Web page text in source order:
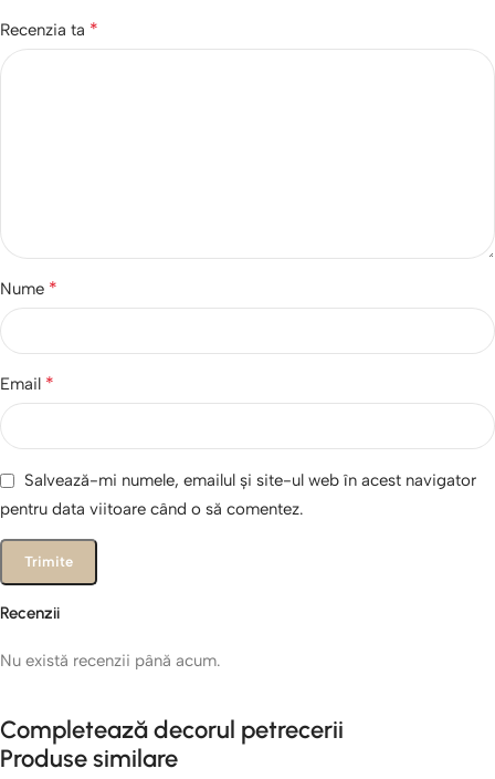
Recenzii
Nu există recenzii până acum.
Recenzia ta *
Nume *
Email *
Salvează-mi numele, emailul și site-ul web în acest navigator
pentru data viitoare când o să comentez.
Completează decorul petrecerii
Produse similare